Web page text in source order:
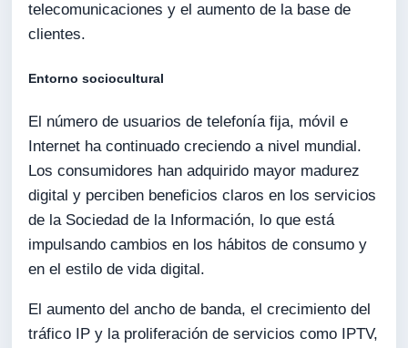
telecomunicaciones y el aumento de la base de
clientes.
Entorno sociocultural
El número de usuarios de telefonía fija, móvil e
Internet ha continuado creciendo a nivel mundial.
Los consumidores han adquirido mayor madurez
digital y perciben beneficios claros en los servicios
de la Sociedad de la Información, lo que está
impulsando cambios en los hábitos de consumo y
en el estilo de vida digital.
El aumento del ancho de banda, el crecimiento del
tráfico IP y la proliferación de servicios como IPTV,